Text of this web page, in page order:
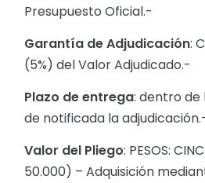
Presupuesto Oficial.-
Garantía de Adjudicación:
(5%) del Valor Adjudicado.-
Plazo de entrega: dentro
de notificada la
Valor del Pliego: PESOS:
50.000) – Adquisición